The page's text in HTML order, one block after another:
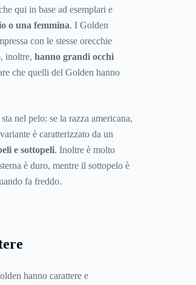
qui in base ad esemplari e
o una femmina. I Golden
con le stesse orecchie
inoltre, hanno grandi occhi
che quelli del Golden hanno
nel pelo: se la razza americana,
è caratterizzato da un
e sottopeli. Inoltre è molto
è duro, mentre il sottopelo è
fa freddo.
hanno carattere e